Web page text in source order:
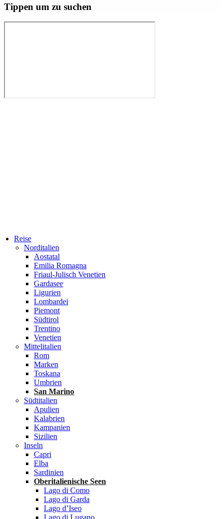
Tippen um zu suchen
Reise
Norditalien
Aostatal
Emilia Romagna
Friaul-Julisch Venetien
Gardasee
Ligurien
Lombardei
Piemont
Südtirol
Trentino
Venetien
Mittelitalien
Rom
Marken
Toskana
Umbrien
San Marino
Südtitalien
Apulien
Kalabrien
Kampanien
Sizilien
Inseln
Capri
Elba
Sardinien
Oberitalienische Seen
Lago di Como
Lago di Garda
Lago d’Iseo